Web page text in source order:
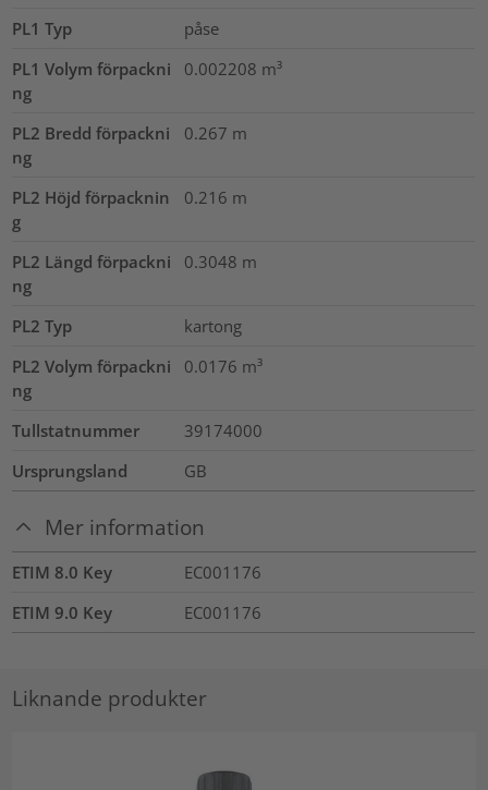
PL1 Typ
påse
PL1 Volym förpackni
ng
0.002208 m³
PL2 Bredd förpackni
ng
0.267 m
PL2 Höjd förpacknin
g
0.216 m
PL2 Längd förpackni
ng
0.3048 m
PL2 Typ
kartong
PL2 Volym förpackni
ng
0.0176 m³
Tullstatnummer
39174000
Ursprungsland
GB
Mer information
ETIM 8.0 Key
EC001176
ETIM 9.0 Key
EC001176
Liknande produkter